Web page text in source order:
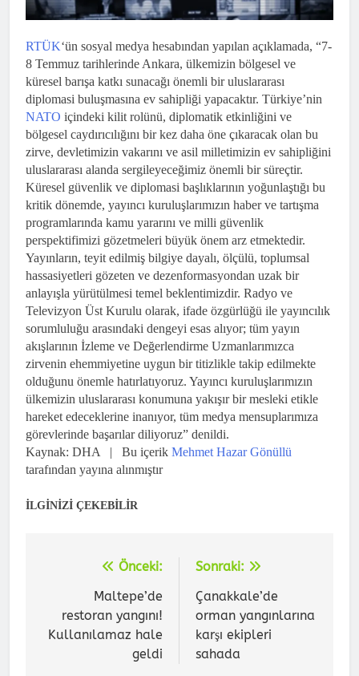
RTÜK‘ün sosyal medya hesabından yapılan açıklamada, “7-
8 Temmuz tarihlerinde Ankara, ülkemizin bölgesel ve
küresel barışa katkı sunacağı önemli bir uluslararası
diplomasi buluşmasına ev sahipliği yapacaktır. Türkiye’nin
NATO içindeki kilit rolünü, diplomatik etkinliğini ve
bölgesel caydırıcılığını bir kez daha öne çıkaracak olan bu
zirve, devletimizin vakarını ve asil milletimizin ev sahipliğini
uluslararası alanda sergileyeceğimiz önemli bir süreçtir.
Küresel güvenlik ve diplomasi başlıklarının yoğunlaştığı bu
kritik dönemde, yayıncı kuruluşlarımızın haber ve tartışma
programlarında kamu yararını ve milli güvenlik
perspektifimizi gözetmeleri büyük önem arz etmektedir.
Yayınların, teyit edilmiş bilgiye dayalı, ölçülü, toplumsal
hassasiyetleri gözeten ve dezenformasyondan uzak bir
anlayışla yürütülmesi temel beklentimizdir. Radyo ve
Televizyon Üst Kurulu olarak, ifade özgürlüğü ile yayıncılık
sorumluluğu arasındaki dengeyi esas alıyor; tüm yayın
akışlarının İzleme ve Değerlendirme Uzmanlarımızca
zirvenin ehemmiyetine uygun bir titizlikle takip edilmekte
olduğunu önemle hatırlatıyoruz. Yayıncı kuruluşlarımızın
ülkemizin uluslararası konumuna yakışır bir mesleki etikle
hareket edeceklerine inanıyor, tüm medya mensuplarımıza
görevlerinde başarılar diliyoruz” denildi.
Kaynak: DHA | Bu içerik Mehmet Hazar Gönüllü
tarafından yayına alınmıştır
İLGİNİZİ ÇEKEBİLİR
gezinmesi
Önceki:
Maltepe’de
restoran yangını!
Kullanılamaz hale
geldi
Sonraki:
Çanakkale’de
orman yangınlarına
karşı ekipleri
sahada